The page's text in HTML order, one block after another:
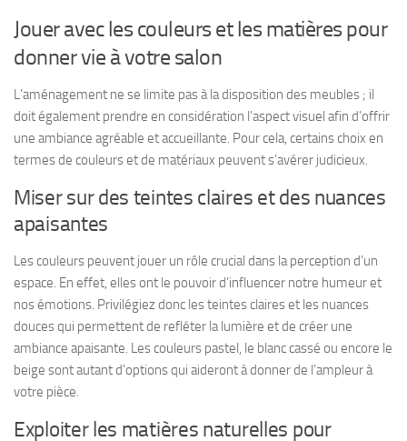
Jouer avec les couleurs et les matières pour
donner vie à votre salon
L’aménagement ne se limite pas à la disposition des meubles ; il
doit également prendre en considération l’aspect visuel afin d’offrir
une ambiance agréable et accueillante. Pour cela, certains choix en
termes de couleurs et de matériaux peuvent s’avérer judicieux.
Miser sur des teintes claires et des nuances
apaisantes
Les couleurs peuvent jouer un rôle crucial dans la perception d’un
espace. En effet, elles ont le pouvoir d’influencer notre humeur et
nos émotions. Privilégiez donc les teintes claires et les nuances
douces qui permettent de refléter la lumière et de créer une
ambiance apaisante. Les couleurs pastel, le blanc cassé ou encore le
beige sont autant d’options qui aideront à donner de l’ampleur à
votre pièce.
Exploiter les matières naturelles pour